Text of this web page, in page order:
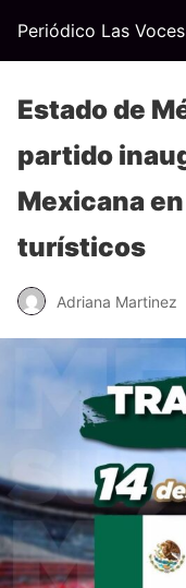
Periódico Las Voces
Estado de
partido
Mexicana
turísticos
Adriana Martinez